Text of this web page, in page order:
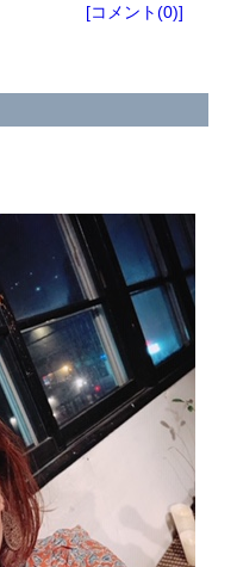
[コメント(0)]